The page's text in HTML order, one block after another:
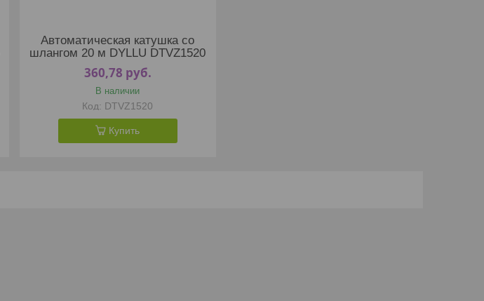
Автоматическая катушка со
шлангом 20 м DYLLU DTVZ1520
360,78 руб.
В наличии
DTVZ1520
Купить